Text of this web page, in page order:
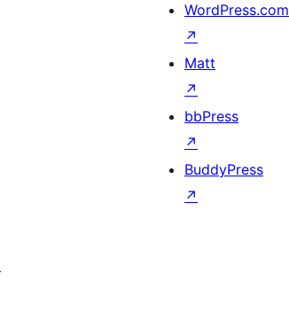
WordPress.com
↗
Matt
↗
bbPress
↗
BuddyPress
↗